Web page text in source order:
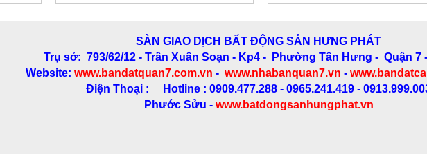
SÀN GIAO DỊCH BẤT ĐỘNG SẢN HƯNG PHÁT
Trụ sở: 793/62/12 - Trần Xuân Soạn - Kp4 - Phường Tân Hưng - Quận 7
Website: www.bandatquan7.com.vn - www.nhabanquan7.vn -
Điện Thoại : Hotline : 0909.477.288 - 0965.241.419 -
Phước Sửu - www.batdongsanhungphat.vn